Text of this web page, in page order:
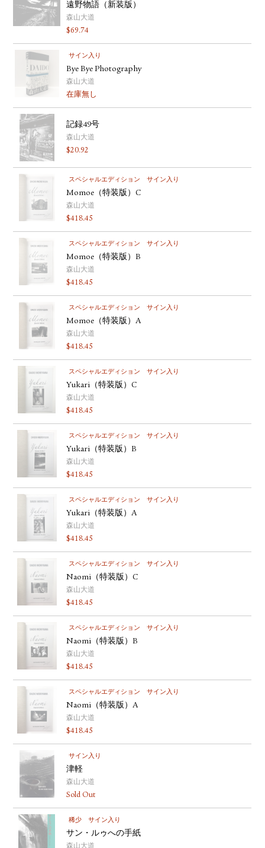
遠野物語（新装版）
森山大道
$69.74
サイン入り
Bye Bye Photography
森山大道
在庫無し
記録49号
森山大道
$20.92
スペシャルエディション サイン入り
Momoe（特装版）C
森山大道
$418.45
スペシャルエディション サイン入り
Momoe（特装版）B
森山大道
$418.45
スペシャルエディション サイン入り
Momoe（特装版）A
森山大道
$418.45
スペシャルエディション サイン入り
Yukari（特装版）C
森山大道
$418.45
スペシャルエディション サイン入り
Yukari（特装版）B
森山大道
$418.45
スペシャルエディション サイン入り
Yukari（特装版）A
森山大道
$418.45
スペシャルエディション サイン入り
Naomi（特装版）C
森山大道
$418.45
スペシャルエディション サイン入り
Naomi（特装版）B
森山大道
$418.45
スペシャルエディション サイン入り
Naomi（特装版）A
森山大道
$418.45
サイン入り
津軽
森山大道
Sold Out
稀少 サイン入り
サン・ルゥへの手紙
森山大道